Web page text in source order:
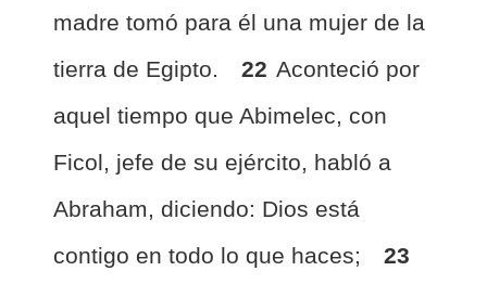
madre tomó para él una mujer de la
tierra de Egipto.
22 Aconteció por
aquel tiempo que Abimelec, con
Ficol, jefe de su ejército, habló a
Abraham, diciendo: Dios está
contigo en todo lo que haces;
23